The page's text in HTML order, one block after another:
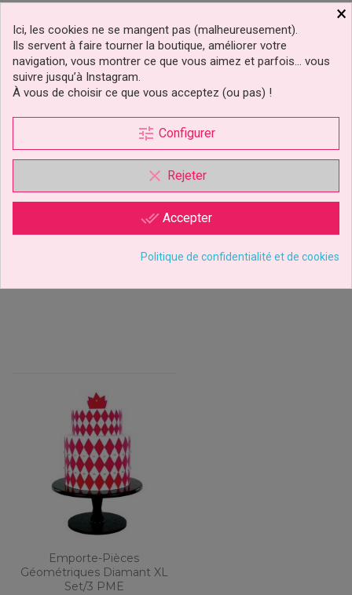
Emporte-Pièces Étoile
4,49 €
Emporte-Pièces Étoiles
7,99 €
Emporte-Pièces
Géométriques Diamant XL
Set/3 PME
×
Ici, les cookies ne se mangent pas (malheureusement).
Ils servent à faire tourner la boutique, améliorer votre
navigation, vous montrer ce que vous aimez et parfois… vous
suivre jusqu’à Instagram.
À vous de choisir ce que vous acceptez (ou pas) !
tune Configurer
clear Rejeter
done_all Accepter
Politique de confidentialité et de cookies